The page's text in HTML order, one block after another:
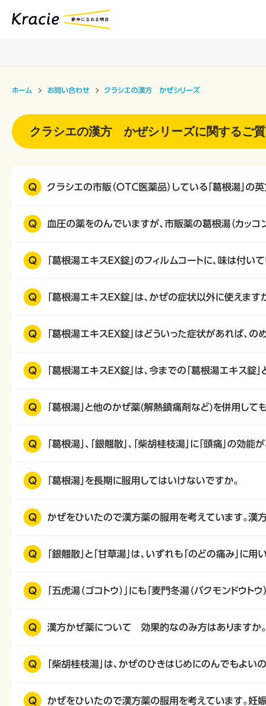
ホーム お問い合わせ クラシエの漢方 かぜシリーズ
クラシエの漢方 かぜシリーズに関するご
Q クラシエの市販（OTC医薬品）している「葛根湯」の
Q 血圧の薬をのんでいますが、市販薬の葛根湯（カッコ
Q 「葛根湯エキスEX錠」のフィルムコートに、味は付いて
Q 「葛根湯エキスEX錠」は、かぜの症状以外に使えます
Q 「葛根湯エキスEX錠」はどういった症状があれば、の
Q 「葛根湯エキスEX錠」は、今までの「葛根湯エキス錠
Q 「葛根湯」と他のかぜ薬(解熱鎮痛剤など)を併用して
Q 「葛根湯」、「銀翹散」、「柴胡桂枝湯」に「頭痛」の
Q 「葛根湯」を長期に服用してはいけないですか。
Q かぜをひいたので漢方薬の服用を考えています。漢
Q 「銀翹散」と「甘草湯」は、いずれも「のどの痛み」に
Q 「五虎湯（ゴコトウ）」にも「麦門冬湯（バクモンドウト
Q 漢方かぜ薬について 効果的なのみ方はありますか。
Q 「柴胡桂枝湯」は、かぜのひきはじめにのんでもよい
Q かぜをひいたので漢方薬の服用を考えています。妊